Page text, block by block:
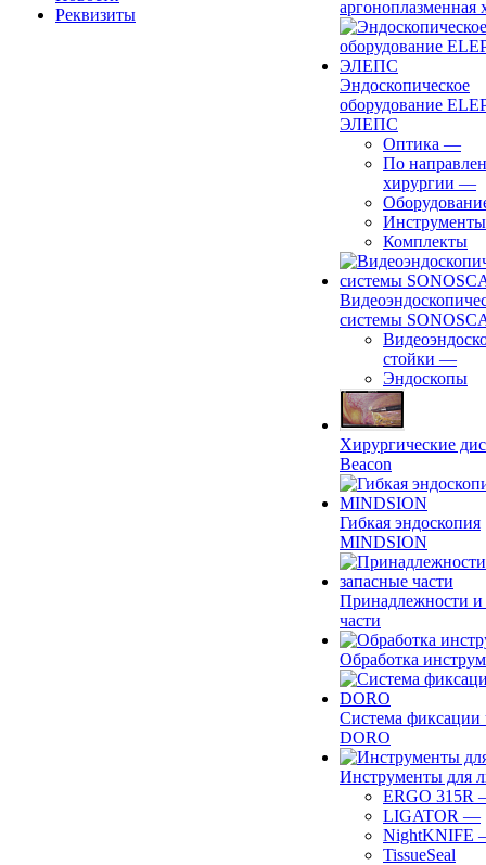
Реквизиты
аргоноплазменная
Эндоскопическое
оборудование
ЭЛЕПС
Оптика —
По
хирургии —
Инструменты
Комплекты
системы
стойки —
Эндоскопы
Хирургические
Beacon
Гибкая эндоскопия
MINDSION
Принадлежности и
части
Обработка
Система фиксации
DORO
Инструменты для
ERGO 315R
LIGATOR —
NightKNIFE
TissueSeal